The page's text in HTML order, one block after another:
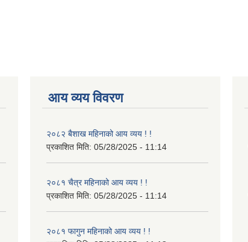
आय व्यय विवरण
२०८२ बैशाख महिनाको आय व्यय ! !
प्रकाशित मिति: 05/28/2025 - 11:14
२०८१ चैत्र महिनाको आय व्यय ! !
प्रकाशित मिति: 05/28/2025 - 11:14
२०८१ फागुन महिनाको आय व्यय ! !